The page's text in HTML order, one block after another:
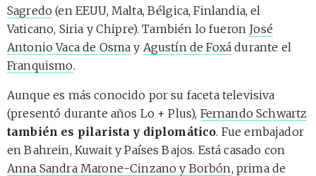
Sagredo (en EEUU, Malta, Bélgica, Finlandia, el
Vaticano, Siria y Chipre). También lo fueron José
Antonio Vaca de Osma y Agustín de Foxá durante el
Franquismo.
Aunque es más conocido por su faceta televisiva
(presentó durante años Lo + Plus), Fernando Schwartz
también es pilarista y diplomático. Fue embajador
en Bahrein, Kuwait y Países Bajos. Está casado con
Anna Sandra Marone-Cinzano y Borbón, prima de